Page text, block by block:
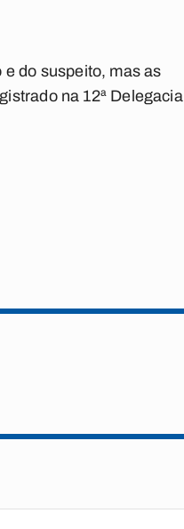
do suspeito, mas as
na 12ª Delegacia